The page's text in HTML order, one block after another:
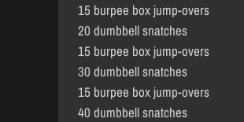
15 burpee box jump-overs
20 dumbbell snatches
15 burpee box jump-overs
30 dumbbell snatches
15 burpee box jump-overs
40 dumbbell snatches